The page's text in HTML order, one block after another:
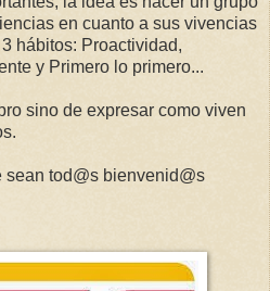
en cuanto a sus vivencias
hábitos: Proactividad,
y Primero lo primero...
sino de expresar como viven
sean tod@s bienvenid@s